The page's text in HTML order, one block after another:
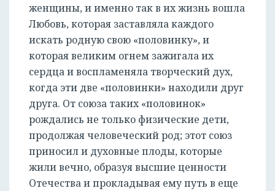
женщины, и именно так в их жизнь вошла
Любовь, которая заставляла каждого
искать родную свою «половинку», и
которая великим огнем зажигала их
сердца и воспламеняла творческий дух,
когда эти две «половинки» находили друг
друга. От союза таких «половинок»
рождались не только физические дети,
продолжая человеческий род; этот союз
приносил и духовные плоды, которые
жили вечно, образуя высшие ценности
Отечества и прокладывая ему путь в еще